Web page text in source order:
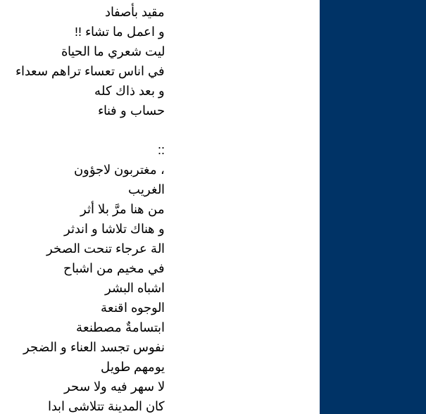
مقيد بأصفاد
و اعمل ما تشاء !!
ليت شعري ما الحياة
في اناس تعساء تراهم سعداء
و بعد ذاك كله
حساب و فناء
::
، مغتربون لاجؤون
الغريب
من هنا مرَّ بلا أثر
و هناك تلاشا و اندثر
الة عرجاء تنحت الصخر
في مخيم من اشباح
اشباه البشر
الوجوه اقنعة
ابتسامةٌ مصطنعة
نفوس تجسد العناء و الضجر
يومهم طويل
لا سهر فيه ولا سحر
كان المدينة تتلاشى ابدا